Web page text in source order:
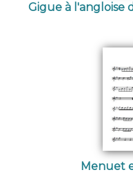
Gigue à l'angloise
Menuet